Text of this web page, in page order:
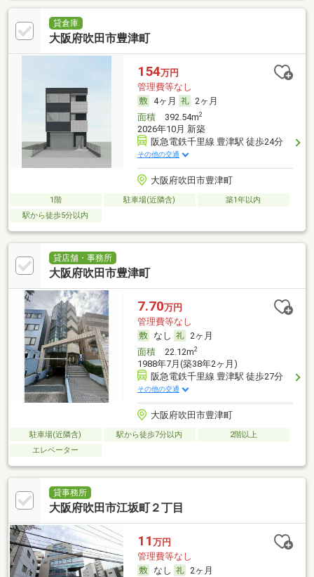
貸倉庫
大阪府吹田市豊津町
154万円
管理費等なし
4ヶ月
2ヶ月
面積392.54m2
2026年10月 新築
阪急電鉄千里線 豊津駅 徒歩24分
その他の交通
大阪府吹田市豊津町
1階 駐車場(近隣含)
築1年以内
駅から徒歩5分以内
貸店舗・事務所
大阪府吹田市豊津町
7.70万円
管理費等なし
なし
2ヶ月
面積22.12m2
1988年7月(築38年2ヶ月)
阪急電鉄千里線 豊津駅 徒歩27分
その他の交通
大阪府吹田市豊津町
駐車場(近隣含) 駅から徒歩7分以内
2階以上
エレベーター
貸事務所
大阪府吹田市江坂町２丁目
11 万円
管理費等なし
なし
2ヶ月